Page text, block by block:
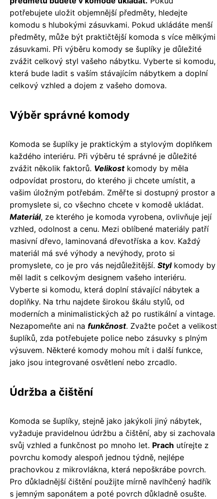
potřebujete uložit objemnější předměty, hledejte
komodu s hlubokými zásuvkami. Pokud ukládáte menší
předměty, může být praktičtější komoda s více mělkými
zásuvkami. Při výběru komody se šuplíky je důležité
zvážit celkový styl vašeho nábytku. Vyberte si komodu,
která bude ladit s vaším stávajícím nábytkem a doplní
celkový vzhled a dojem z vašeho domova.
Výběr správné komody
Komoda se šuplíky je praktickým a stylovým doplňkem
každého interiéru. Při výběru té správné je důležité
zvážit několik faktorů. Velikostkomody by měla
odpovídat prostoru, do kterého ji chcete umístit, a
vašim úložným potřebám. Změřte si dostupný prostor a
promyslete si, co všechno chcete v komodě ukládat.
Materiál, ze kterého je komoda vyrobena, ovlivňuje její
vzhled, odolnost a cenu. Mezi oblíbené materiály patří
masivní dřevo, laminovaná dřevotříska a kov. Každý
materiál má své výhody a nevýhody, proto si
promyslete, co je pro vás nejdůležitější. Stylkomody by
měl ladit s celkovým designem vašeho interiéru.
Vyberte si komodu, která doplní stávající nábytek a
doplňky. Na trhu najdete širokou škálu stylů, od
moderních a minimalistických až po rustikální a vintage.
Nezapomeňte ani na funkčnost. Zvažte počet a velikost
šuplíků, zda potřebujete police nebo zásuvky s plným
výsuvem. Některé komody mohou mít i další funkce,
jako jsou integrované osvětlení nebo zrcadlo.
Údržba a čištění
Komoda se šuplíky, stejně jako jakýkoli jiný nábytek,
vyžaduje pravidelnou údržbu a čištění, aby si zachovala
svůj vzhled a funkčnost po mnoho let. Prach utírejte z
povrchu komody alespoň jednou týdně, nejlépe
prachovkou z mikrovlákna, která nepoškrábe povrch.
Pro důkladnější čištění použijte mírně navlhčený hadřík
s jemným saponátem a poté povrch důkladně osušte.